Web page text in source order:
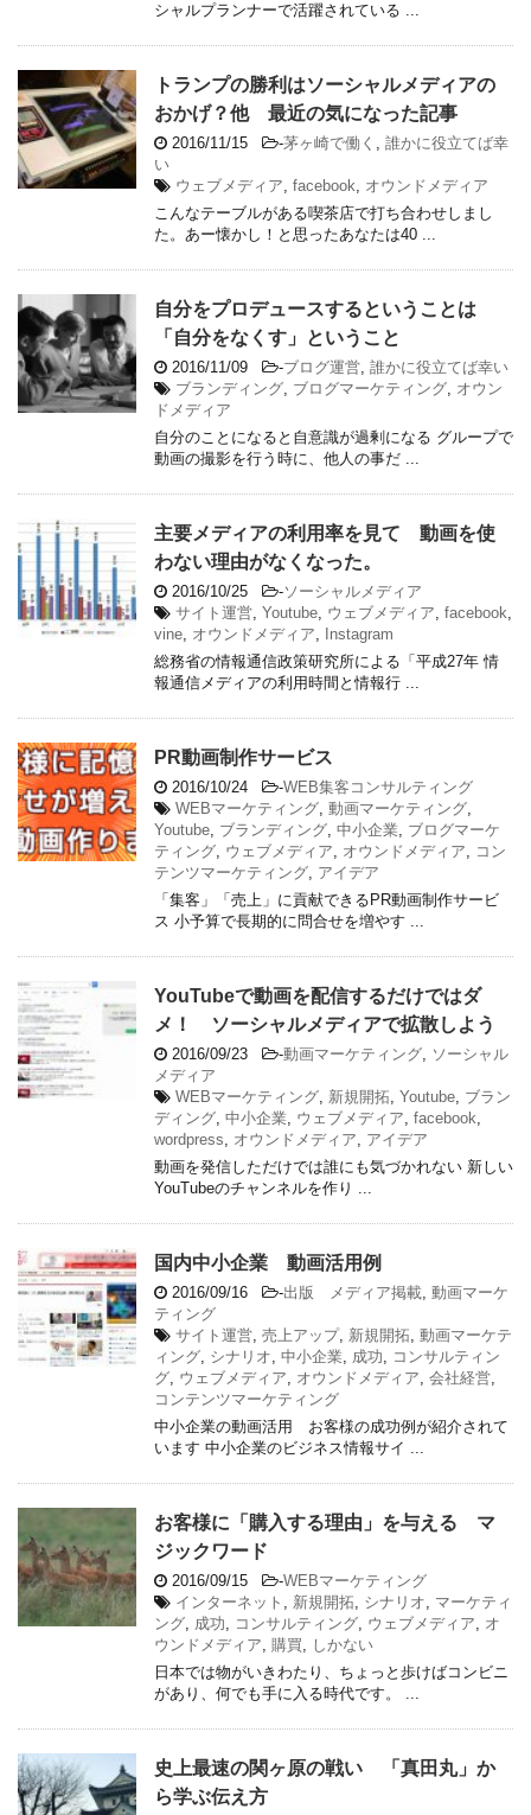
シャルプランナーで活躍されている ...
トランプの勝利はソーシャルメディアの
おかげ？他 最近の気になった記事
2016/11/15 -茅ヶ崎で働く , 誰かに役立てば幸
い
ウェブメディア, facebook, オウンドメディア
こんなテーブルがある喫茶店で打ち合わせしまし
た。あー懐かし！と思ったあなたは40 ...
自分をプロデュースするということは
「自分をなくす」ということ
2016/11/09 -ブログ運営, 誰かに役立てば幸い
ブランディング, ブログマーケティング, オウン
ドメディア
自分のことになると自意識が過剰になる グループで
動画の撮影を行う時に、他人の事だ ...
主要メディアの利用率を見て 動画を使
わない理由がなくなった。
2016/10/25 -ソーシャルメディア
サイト運営, Youtube, ウェブメディア, facebook,
vine, オウンドメディア,
Instagram
総務省の情報通信政策研究所による「平成27年 情
報通信メディアの利用時間と情報行 ...
PR動画制作サービス
2016/10/24 -WEB集客コンサルティング
WEBマーケティング, 動画マーケティング,
Youtube, ブランディング, 中小企業, ブログマーケ
ティング, ウェブメディア, オウンドメディア, コン
テンツマーケティング, アイデア
「集客」「売上」に貢献できるPR動画制作サービ
ス 小予算で長期的に問合せを増やす ...
YouTubeで動画を配信するだけではダ
メ！ ソーシャルメディアで拡散しよう
2016/09/23 -動画マーケティング, ソーシャル
メディア
WEBマーケティング, 新規開拓, Youtube, ブラン
ディング, 中小企業, ウェブメディア, facebook,
wordpress, オウンドメディア, アイデア
動画を発信しただけでは誰にも気づかれない 新しい
YouTubeのチャンネルを作り ...
国内中小企業 動画活用例
2016/09/16 -出版 メディア掲載, 動画マーケ
ティング
サイト運営, 売上アップ, 新規開拓, 動画マーケテ
ィング, シナリオ, 中小企業, 成功, コンサルティン
グ, ウェブメディア, オウンドメディア, 会社経営,
コンテンツマーケティング
中小企業の動画活用 お客様の成功例が紹介されて
います 中小企業のビジネス情報サイ ...
お客様に「購入する理由」を与える マ
ジックワード
2016/09/15 -WEBマーケティング
インターネット , 新規開拓, シナリオ, マーケティ
ング, 成功, コンサルティング, ウェブメディア, オ
ウンドメディア, 購買, しかない
日本では物がいきわたり、ちょっと歩けばコンビニ
があり、何でも手に入る時代です。 ...
史上最速の関ヶ原の戦い 「真田丸」か
ら学ぶ伝え方